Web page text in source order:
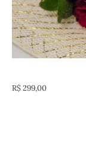
R$299,00